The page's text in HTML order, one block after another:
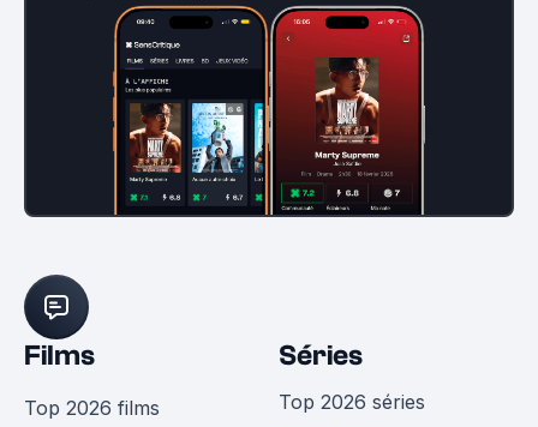
Films
Top 2026 films
Séries
Top 2026 séries